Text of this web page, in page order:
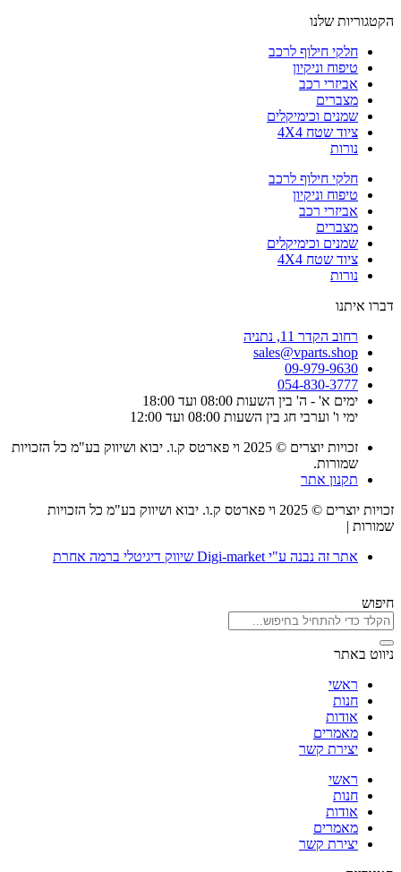
הקטגוריות שלנו
חלקי חילוף לרכב
טיפוח וניקיון
אביזרי רכב
מצברים
שמנים וכימיקלים
ציוד שטח 4X4
נורות
חלקי חילוף לרכב
טיפוח וניקיון
אביזרי רכב
מצברים
שמנים וכימיקלים
ציוד שטח 4X4
נורות
דברו איתנו
רחוב הקדר 11, נתניה
sales@vparts.shop
09-979-9630
054-830-3777
ימים א' - ה' בין השעות 08:00 ועד 18:00
ימי ו' וערבי חג בין השעות 08:00 ועד 12:00
זכויות יוצרים © 2025 וי פארטס ק.ו. יבוא ושיווק בע"מ כל הזכויות
שמורות.
תקנון אתר
זכויות יוצרים © 2025 וי פארטס ק.ו. יבוא ושיווק בע"מ כל הזכויות
שמורות |
אתר זה נבנה ע"י Digi-market שיווק דיגיטלי ברמה אחרת
חיפוש
ניווט באתר
ראשי
חנות
אודות
מאמרים
יצירת קשר
ראשי
חנות
אודות
מאמרים
יצירת קשר